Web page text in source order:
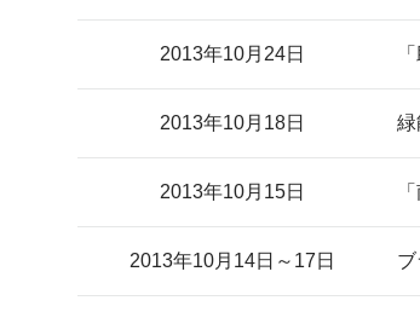
2013年10月24日
2013年10月18日 緑
2013年10月15日
2013年10月14日～17日